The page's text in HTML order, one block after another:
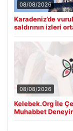
08/08/2026
Karadeniz’de
saldırının izleri
08/08/2026
Kelebek.Org İle
Muhabbet